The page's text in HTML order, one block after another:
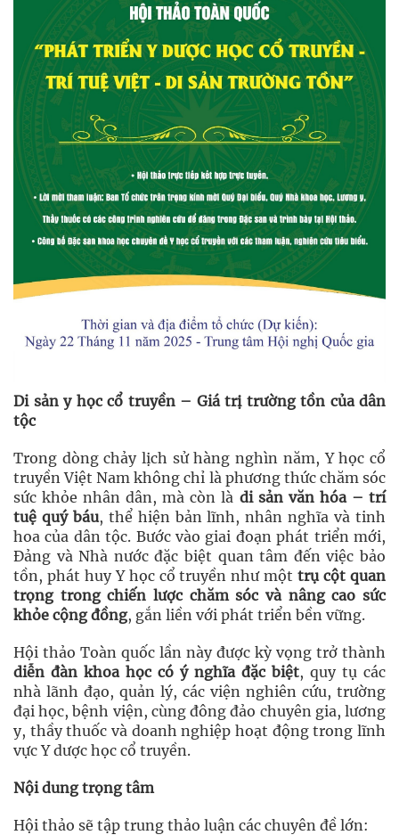
Di sản y học cổ truyền – Giá trị trường tồn của dân
tộc
Trong dòng chảy lịch sử hàng nghìn năm, Y học cổ
truyền Việt Nam không chỉ là phương thức chăm sóc
sức khỏe nhân dân, mà còn là di sản văn hóa – trí
tuệ quý báu, thể hiện bản lĩnh, nhân nghĩa và tinh
hoa của dân tộc. Bước vào giai đoạn phát triển mới,
Đảng và Nhà nước đặc biệt quan tâm đến việc bảo
tồn, phát huy Y học cổ truyền như mộttrụ cột quan
trọng trong chiến lược chăm sóc và nâng cao sức
khỏe cộng đồng, gắn liền với phát triển bền vững.
Hội thảo Toàn quốc lần này được kỳ vọng trở thành
diễn đàn khoa học có ý nghĩa đặc biệt, quy tụ các
nhà lãnh đạo, quản lý, các viện nghiên cứu, trường
đại học, bệnh viện, cùng đông đảo chuyên gia, lương
y, thầy thuốc và doanh nghiệp hoạt động trong lĩnh
vực Y dược học cổ truyền.
Nội dung trọng tâm
Hội thảo sẽ tập trung thảo luận các chuyên đề lớn: